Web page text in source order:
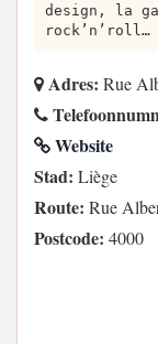
design, la
Adres: Rue
Website
Stad: Liège
Route: Rue
Postcode: 4000